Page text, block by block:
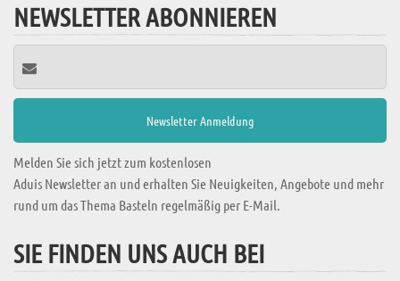
NEWSLETTER ABONNIEREN
Melden Sie sich jetzt zum kostenlosen
Aduis Newsletter an und erhalten Sie Neuigkeiten, Angebote und mehr
rund um das Thema Basteln regelmäßig per E-Mail.
SIE FINDEN UNS AUCH BEI